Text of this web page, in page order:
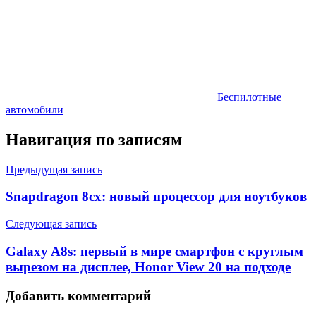
Беспилотные
автомобили
Навигация по записям
Предыдущая запись
Snapdragon 8cx: новый процессор для ноутбуков
Следующая запись
Galaxy A8s: первый в мире смартфон с круглым
вырезом на дисплее, Honor View 20 на подходе
Добавить комментарий